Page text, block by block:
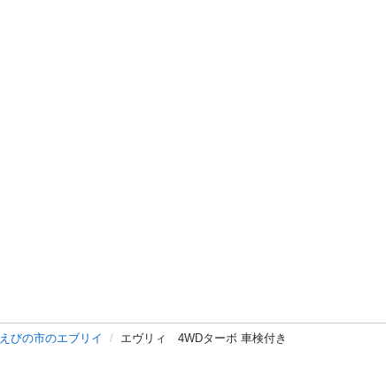
えびの市のエブリイ エヴリィ 4WDターボ 車検付き